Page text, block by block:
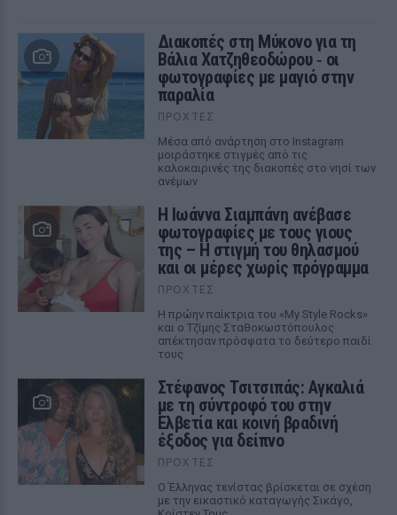
Διακοπές στη Μύκονο για τη
Βάλια Χατζηθεοδώρου ‑ οι
φωτογραφίες με μαγιό στην
παραλία
ΠΡΟΧΤΈΣ
Μέσα από ανάρτηση στο Instagram
μοιράστηκε στιγμές από τις
καλοκαιρινές της διακοπές στο νησί των
ανέμων
H Ιωάννα Σιαμπάνη ανέβασε
φωτογραφίες με τους γιους
της – Η στιγμή του θηλασμού
και οι μέρες χωρίς πρόγραμμα
ΠΡΟΧΤΈΣ
Η πρώην παίκτρια του «My Style Rocks»
και ο Τζίμης Σταθοκωστόπουλος
απέκτησαν πρόσφατα το δεύτερο παιδί
τους
Στέφανος Τσιτσιπάς: Αγκαλιά
με τη σύντροφό του στην
Ελβετία και κοινή βραδινή
έξοδος για δείπνο
ΠΡΟΧΤΈΣ
Ο Έλληνας τενίστας βρίσκεται σε σχέση
με την εικαστικό καταγωγής Σικάγο,